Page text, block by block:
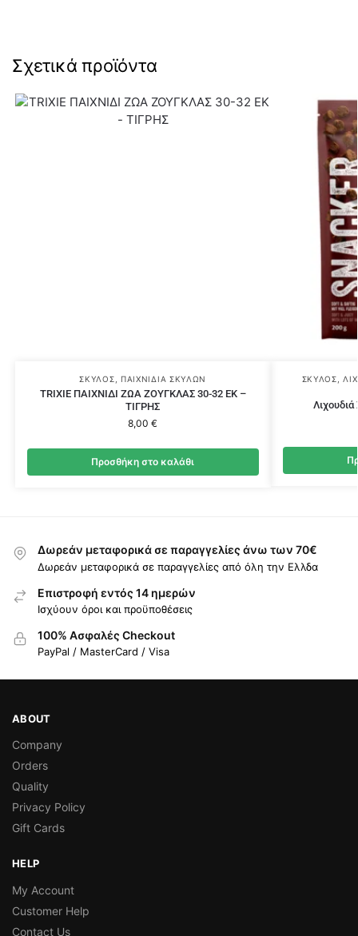
Σχετικά προϊόντα
ΣΚΎΛΟΣ ΠΑΙΧΝΊΔΙΑ ΣΚΎΛΩΝ
TRIXIE ΠΑΙΧΝΙΔΙ ΖΩΑ ΖΟΥΓΚΛΑΣ 30-32 ΕΚ –
ΤΙΓΡΗΣ
8,00€
Προσθήκη στο καλάθι
ΣΚΎΛΟΣ ,
Δωρεάν μεταφορικά σε παραγγελίες άνω των 70€
Δωρεάν μεταφορικά σε παραγγελίες από όλη την Ελλδα
Επιστροφή εντός 14 ημερών
Ισχύουν όροι και προϋποθέσεις
100% Ασφαλές Checkout
PayPal / MasterCard / Visa
ABOUT
Company
Orders
Quality
Privacy Policy
Gift Cards
HELP
My Account
Customer Help
Contact Us